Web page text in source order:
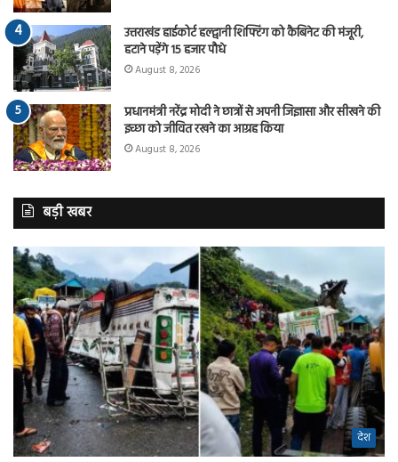
उत्तराखंड हाईकोर्ट हल्द्वानी शिफ्टिंग को कैबिनेट की मंजूरी,
हटाने पड़ेंगे 15 हजार पौधे
August 8, 2026
प्रधानमंत्री नरेंद्र मोदी ने छात्रों से अपनी जिज्ञासा और सीखने की
इच्छा को जीवित रखने का आग्रह किया
August 8, 2026
बड़ी खबर
देश